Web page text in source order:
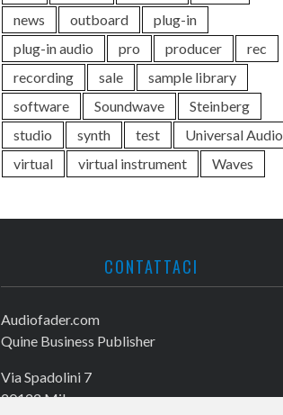
news
outboard
plug-in
plug-in audio
pro producer
rec
recording
sale
sample library
software
Soundwave
Steinberg
studio
synth test
Universal Audio
virtual
virtual instrument Waves
CONTATTACI
Audiofader.com
Quine Business Publisher
Via Spadolini 7
20122 Milano